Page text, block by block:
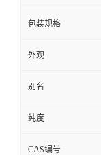
包装规格
外观
别名
纯度
CAS编号